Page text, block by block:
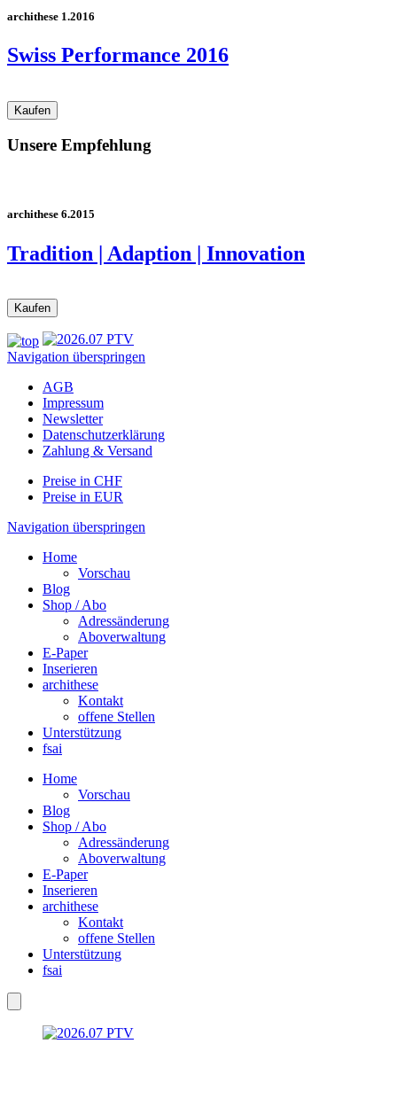
archithese 1.2016
Swiss Performance 2016
Unsere Empfehlung
archithese 6.2015
Tradition | Adaption | Innovation
Navigation überspringen
AGB
Impressum
Newsletter
Datenschutzerklärung
Zahlung & Versand
Preise in CHF
Preise in EUR
Navigation überspringen
Home
Vorschau
Blog
Shop / Abo
Adressänderung
Aboverwaltung
E-Paper
Inserieren
archithese
Kontakt
offene Stellen
Unterstützung
fsai
Home
Vorschau
Blog
Shop / Abo
Adressänderung
Aboverwaltung
E-Paper
Inserieren
archithese
Kontakt
offene Stellen
Unterstützung
fsai